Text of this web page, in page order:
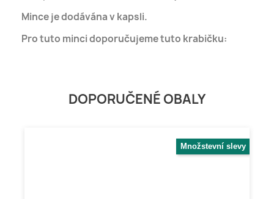
Mince je dodávána v kapsli.
Pro tuto minci doporučujeme tuto krabičku:
DOPORUČENÉ OBALY
Množstevní slevy